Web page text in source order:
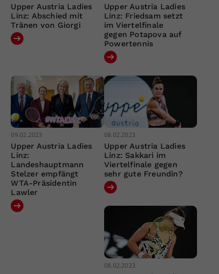
Upper Austria Ladies
Linz: Abschied mit
Tränen von Giorgi
Upper Austria Ladies
Linz: Friedsam setzt
im Viertelfinale
gegen Potapova auf
Powertennis
09.02.2023
Upper Austria Ladies
Linz:
Landeshauptmann
Stelzer empfängt
WTA-Präsidentin
Lawler
08.02.2023
Upper Austria Ladies
Linz: Sakkari im
Viertelfinale gegen
sehr gute Freundin?
08.02.2023